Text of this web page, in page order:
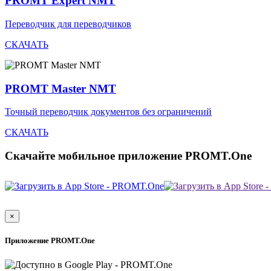
Переводчик для переводчиков
СКАЧАТЬ
PROMT Master NMT
Точный переводчик документов без ограничений
СКАЧАТЬ
Скачайте мобильное приложение PROMT.One
×
Приложение PROMT.One